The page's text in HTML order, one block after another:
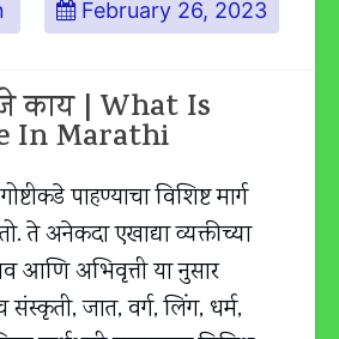
February 26, 2023
काय | What Is
In Marathi
पाहण्याचा विशिष्ट मार्ग
ते अनेकदा एखाद्या व्यक्तीच्या
आणि अभिवृत्ती या नुसार
जात, वर्ग, लिंग, धर्म,